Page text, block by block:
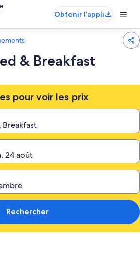
Obtenir l’appli
& Breakfast
pour voir les prix
Rechercher